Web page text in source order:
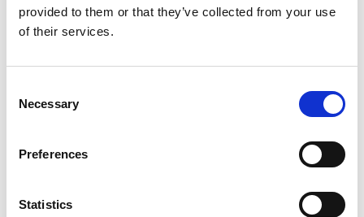
provided to them or that they’ve collected from your use
of their services.
Selection
Necessary
Preferences
Statistics
Op voorraad
€27,50
In winkelwagen
Gevlochten riem country leer